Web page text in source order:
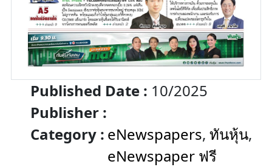
Published Date : 10/2025
Publisher :
Category : eNewspapers, ทันหุ้น,
eNewspaper ฟรี